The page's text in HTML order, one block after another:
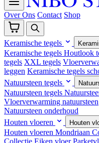
Over Ons Contact Shop
Keramische tegels
Keramische tegels Houtlook
tegels XXL tegels
leggen Keramische tegels
Natuursteen tegels
Natuursteen tegels
Vloerverwarming natuursteen
Natuursteen onderhoud
Houten vloeren
Houten
Houten vloeren Mondriaan
Collectie Eiken vloer